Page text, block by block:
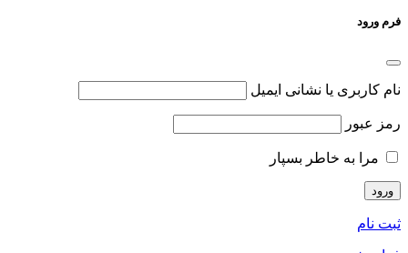
فرم ورود
نام کاربری یا نشانی ایمیل
رمز عبور
مرا به خاطر بسپار
ثبت نام